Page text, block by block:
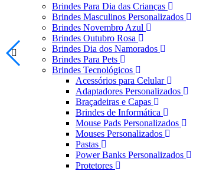
Brindes Para Dia das Crianças
Brindes Masculinos Personalizados
Brindes Novembro Azul
Brindes Outubro Rosa
Brindes Dia dos Namorados
Brindes Para Pets
Brindes Tecnológicos
Acessórios para Celular
Adaptadores Personalizados
Braçadeiras e Capas
Brindes de Informática
Mouse Pads Personalizados
Mouses Personalizados
Pastas
Power Banks Personalizados
Protetores